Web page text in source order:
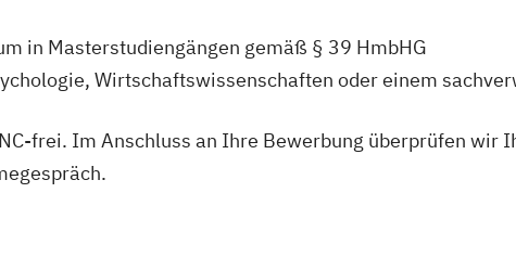
in Masterstudiengängen gemäß § 39 HmbHG
Wirtschaftswissenschaften oder einem
frei. Im Anschluss an Ihre Bewerbung überprüfen wir